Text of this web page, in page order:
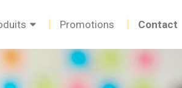
Promotions Contact